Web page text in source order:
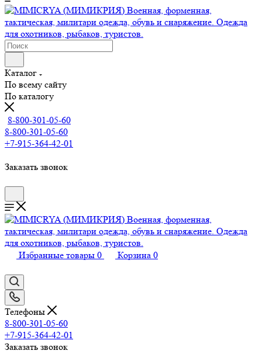
Каталог
По всему сайту
По каталогу
8-800-301-05-60
8-800-301-05-60
+7-915-364-42-01
Заказать звонок
Избранные товары 0 Корзина 0
Телефоны
8-800-301-05-60
+7-915-364-42-01
Заказать звонок